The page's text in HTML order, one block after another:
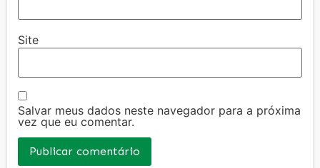
Site
Salvar meus dados neste navegador para a próxima
vez que eu comentar.